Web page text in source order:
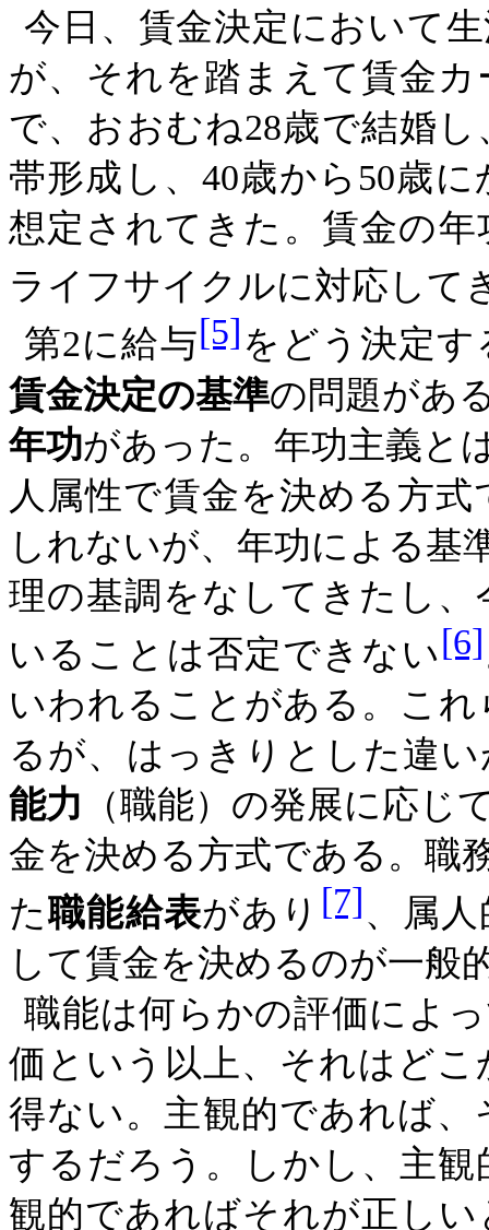
今日、賃金決定において
が、それを踏まえて賃金
で、おおむね28歳で結婚
帯形成し、40歳から 50歳に
想定されてきた。賃金の
ライフサイクルに対応して
第2に給与[5]をどう決定
賃金決定の基準の問題があ
年功があった。年功主義と
人属性で賃金を決める方
しれないが、年功による基
理の基調をなしてきたし
いることは否定できない[6]
いわれることがある。こ
るが、はっきりとした違
能力 （職能）の発展に応じ
金を決める方式である。職
た職能給表があり [7]、属
して賃金を決めるのが一般
職能は何らかの評価によ
価という以上、それはど
得ない。主観的であれば
するだろう。しかし、主
観的であればそれが正し